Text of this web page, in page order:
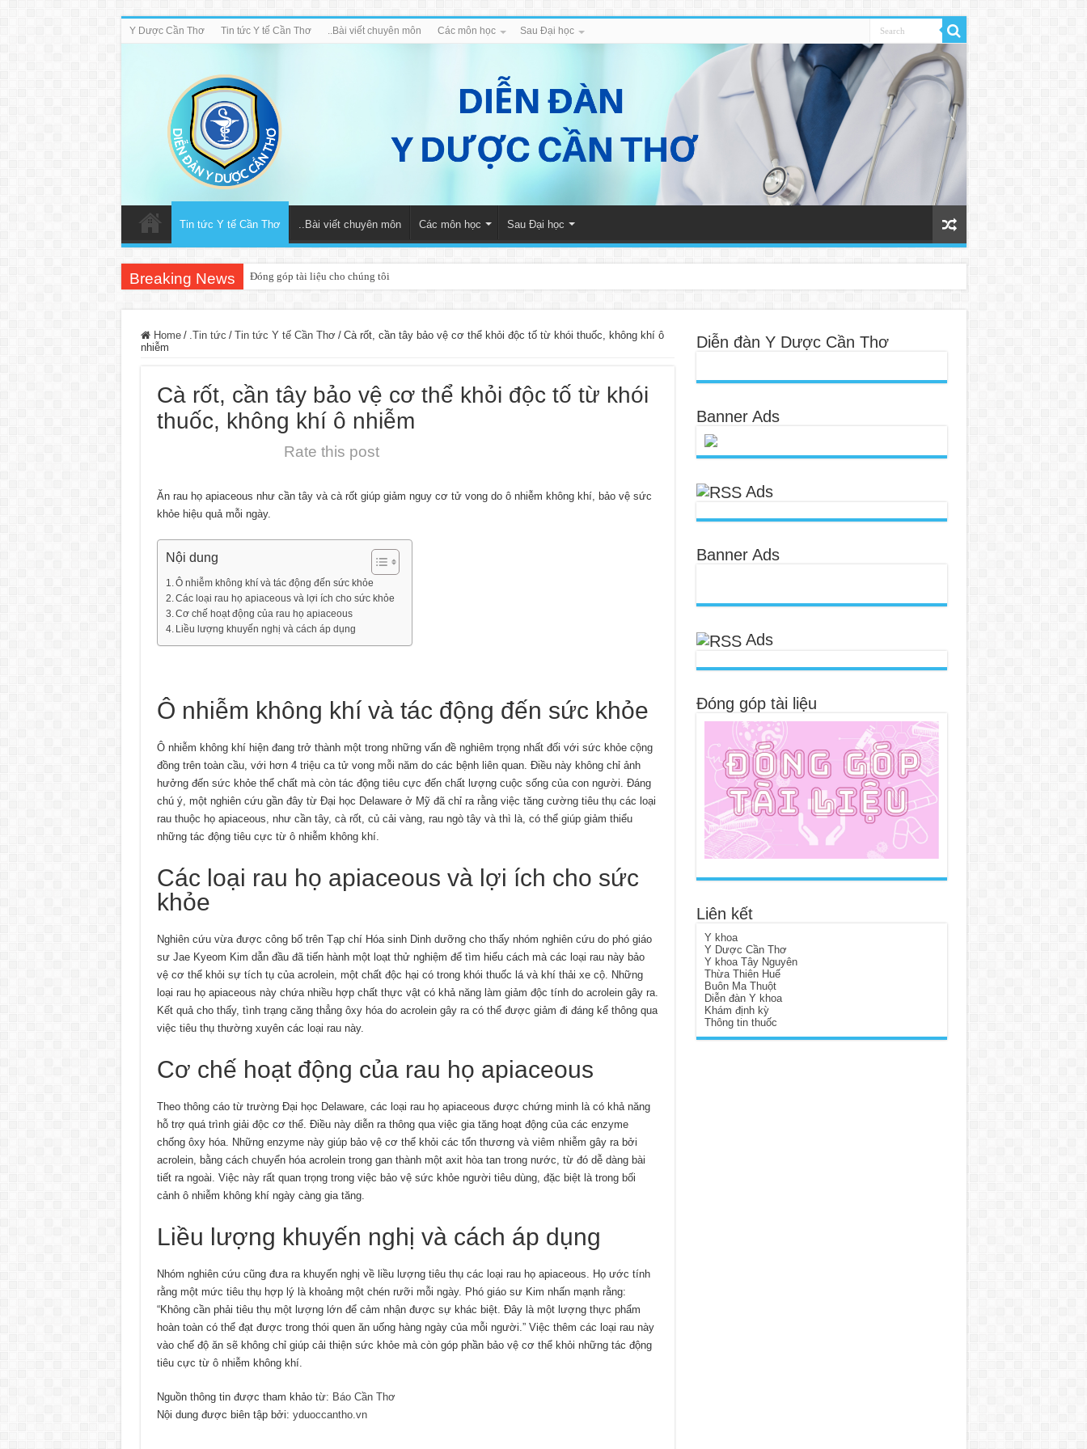
Y Dược Cần Thơ Tin tức Y tế Cần Thơ ..Bài viết chuyên môn Các môn học Sau Đại học
Tin tức Y tế Cần Thơ ..Bài viết chuyên môn Các môn học Sau Đại học
Breaking News Đóng góp tài liệu cho chúng tôi
Home / .Tin tức / Tin tức Y tế Cần Thơ / Cà rốt, cần tây bảo vệ cơ thể khỏi độc tố từ khói thuốc, không khí ô
nhiễm
Cà rốt, cần tây bảo vệ cơ thể khỏi độc tố từ khói
thuốc, không khí ô nhiễm
Rate this post
Ăn rau họ apiaceous như cần tây và cà rốt giúp giảm nguy cơ tử vong do ô nhiễm không khí, bảo vệ sức
khỏe hiệu quả mỗi ngày.
Nội dung
Ô nhiễm không khí và tác động đến sức khỏe
Các loại rau họ apiaceous và lợi ích cho sức khỏe
Cơ chế hoạt động của rau họ apiaceous
Liều lượng khuyến nghị và cách áp dụng
Ô nhiễm không khí và tác động đến sức khỏe
Ô nhiễm không khí hiện đang trở thành một trong những vấn đề nghiêm trọng nhất đối với sức khỏe cộng
đồng trên toàn cầu, với hơn 4 triệu ca tử vong mỗi năm do các bệnh liên quan. Điều này không chỉ ảnh
hưởng đến sức khỏe thể chất mà còn tác động tiêu cực đến chất lượng cuộc sống của con người. Đáng
chú ý, một nghiên cứu gần đây từ Đại học Delaware ở Mỹ đã chỉ ra rằng việc tăng cường tiêu thụ các loại
rau thuộc họ apiaceous, như cần tây, cà rốt, củ cải vàng, rau ngò tây và thì là, có thể giúp giảm thiểu
những tác động tiêu cực từ ô nhiễm không khí.
Các loại rau họ apiaceous và lợi ích cho sức
khỏe
Nghiên cứu vừa được công bố trên Tạp chí Hóa sinh Dinh dưỡng cho thấy nhóm nghiên cứu do phó giáo
sư Jae Kyeom Kim dẫn đầu đã tiến hành một loạt thử nghiệm để tìm hiểu cách mà các loại rau này bảo
vệ cơ thể khỏi sự tích tụ của acrolein, một chất độc hại có trong khói thuốc lá và khí thải xe cộ. Những
loại rau họ apiaceous này chứa nhiều hợp chất thực vật có khả năng làm giảm độc tính do acrolein gây ra.
Kết quả cho thấy, tình trạng căng thẳng ôxy hóa do acrolein gây ra có thể được giảm đi đáng kể thông qua
việc tiêu thụ thường xuyên các loại rau này.
Cơ chế hoạt động của rau họ apiaceous
Theo thông cáo từ trường Đại học Delaware, các loại rau họ apiaceous được chứng minh là có khả năng
hỗ trợ quá trình giải độc cơ thể. Điều này diễn ra thông qua việc gia tăng hoạt động của các enzyme
chống ôxy hóa. Những enzyme này giúp bảo vệ cơ thể khỏi các tổn thương và viêm nhiễm gây ra bởi
acrolein, bằng cách chuyển hóa acrolein trong gan thành một axit hòa tan trong nước, từ đó dễ dàng bài
tiết ra ngoài. Việc này rất quan trọng trong việc bảo vệ sức khỏe người tiêu dùng, đặc biệt là trong bối
cảnh ô nhiễm không khí ngày càng gia tăng.
Liều lượng khuyến nghị và cách áp dụng
Nhóm nghiên cứu cũng đưa ra khuyến nghị về liều lượng tiêu thụ các loại rau họ apiaceous. Họ ước tính
rằng một mức tiêu thụ hợp lý là khoảng một chén rưỡi mỗi ngày. Phó giáo sư Kim nhấn mạnh rằng:
“Không cần phải tiêu thụ một lượng lớn để cảm nhận được sự khác biệt. Đây là một lượng thực phẩm
hoàn toàn có thể đạt được trong thói quen ăn uống hàng ngày của mỗi người.” Việc thêm các loại rau này
vào chế độ ăn sẽ không chỉ giúp cải thiện sức khỏe mà còn góp phần bảo vệ cơ thể khỏi những tác động
tiêu cực từ ô nhiễm không khí.
Nguồn thông tin được tham khảo từ: Báo Cần Thơ
Nội dung được biên tập bởi: yduoccantho.vn
Diễn đàn Y Dược Cần Thơ
Banner Ads
Ads
Banner Ads
Ads
Đóng góp tài liệu
Liên kết
Y khoa
Y Dược Cần Thơ
Y khoa Tây Nguyên
Thừa Thiên Huế
Buôn Ma Thuột
Diễn đàn Y khoa
Khám định kỳ
Thông tin thuốc